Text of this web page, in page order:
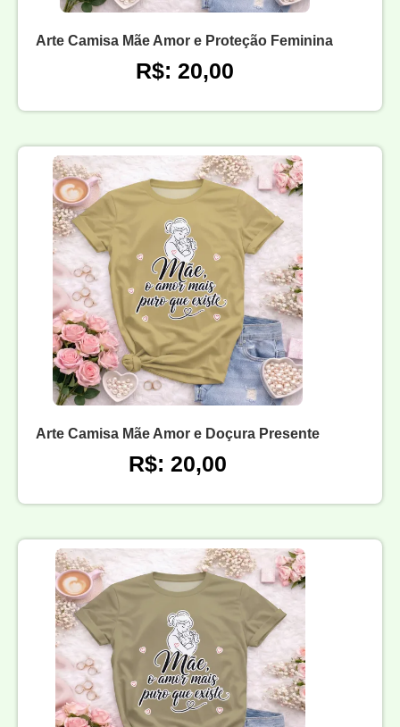
Arte Camisa Mãe Amor e Proteção Feminina
R$: 20,00
Arte Camisa Mãe Amor e Doçura Presente
R$: 20,00